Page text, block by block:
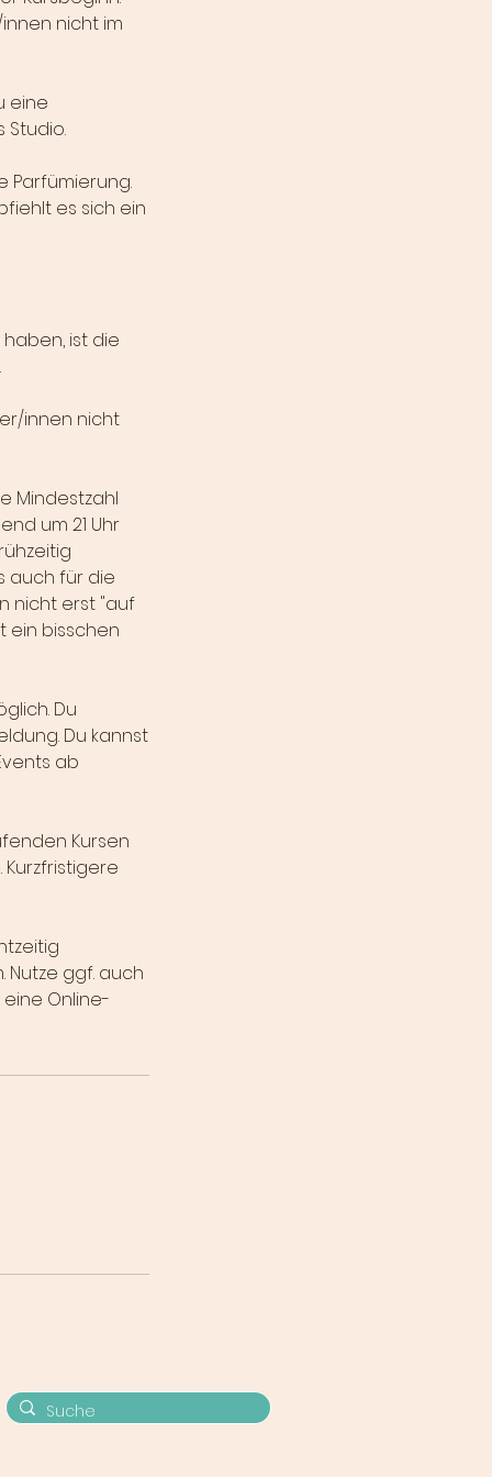
nicht im
eine
Studio.
Parfümierung.
es sich ein
ist die
innen nicht
Mindestzahl
um 21 Uhr
auch für die
nicht erst "auf
ein bisschen
Du
Du kannst
ab
Kursen
ggf. auch
Online-